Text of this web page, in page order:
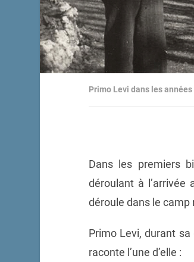
Primo Levi dans les
Dans les premiers
déroulant à
déroule dans le
Primo Levi, durant
raconte l’une d’elle :